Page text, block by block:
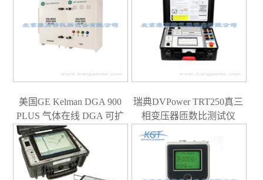
美国GE Kelman DGA 900
PLUS 气体在线 DGA 可扩
展至变压器监控系统
瑞典DVPower TRT250真三
相变压器匝数比测试仪